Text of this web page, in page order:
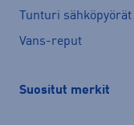
Tunturi sähköpyörät
Vans-reput
Suositut merkit